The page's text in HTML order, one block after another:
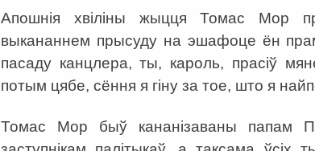
Апошнія хвіліны жыцця Томас Мор
выкананнем прысуду на эшафоце ён
пасаду канцлера, ты, кароль, прасіў
потым цябе, сёння я гіну за тое, што я
Томас Мор быў кананізаваны папам